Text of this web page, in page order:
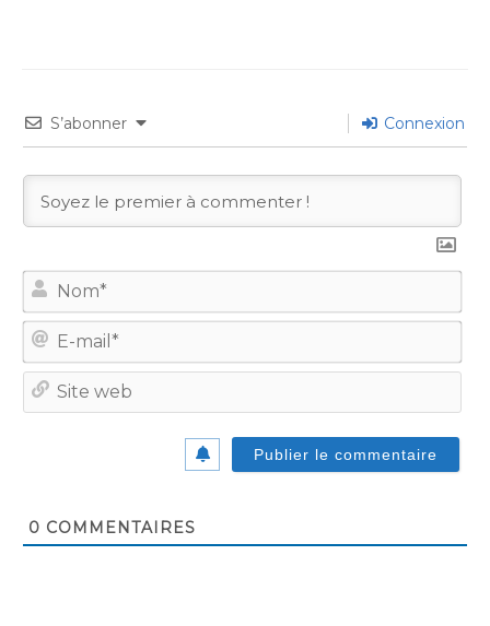
S’abonner Connexion
E-
0 COMMENTAIRES